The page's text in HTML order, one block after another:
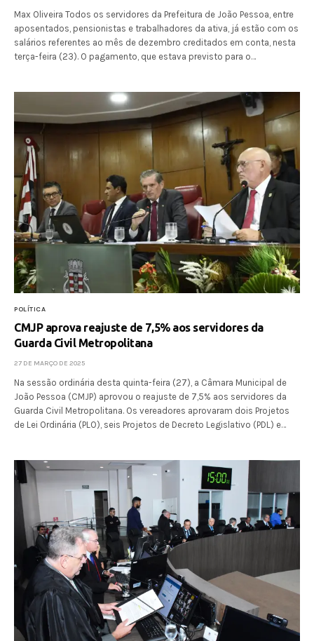
Max Oliveira Todos os servidores da Prefeitura de João Pessoa, entre
aposentados, pensionistas e trabalhadores da ativa, já estão com os
salários referentes ao mês de dezembro creditados em conta, nesta
terça-feira (23). O pagamento, que estava previsto para o…
POLÍTICA
CMJP aprova reajuste de 7,5% aos servidores da
Guarda Civil Metropolitana
27 DE MARÇO DE 2025
Na sessão ordinária desta quinta-feira (27), a Câmara Municipal de
João Pessoa (CMJP) aprovou o reajuste de 7,5% aos servidores da
Guarda Civil Metropolitana. Os vereadores aprovaram dois Projetos
de Lei Ordinária (PLO), seis Projetos de Decreto Legislativo (PDL) e…